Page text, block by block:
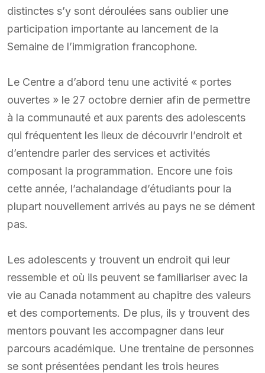
distinctes s’y sont déroulées sans oublier une
participation importante au lancement de la
Semaine de l’immigration francophone.
Le Centre a d’abord tenu une activité « portes
ouvertes » le 27 octobre dernier afin de permettre
à la communauté et aux parents des adolescents
qui fréquentent les lieux de découvrir l’endroit et
d’entendre parler des services et activités
composant la programmation. Encore une fois
cette année, l’achalandage d’étudiants pour la
plupart nouvellement arrivés au pays ne se dément
pas.
Les adolescents y trouvent un endroit qui leur
ressemble et où ils peuvent se familiariser avec la
vie au Canada notamment au chapitre des valeurs
et des comportements. De plus, ils y trouvent des
mentors pouvant les accompagner dans leur
parcours académique. Une trentaine de personnes
se sont présentées pendant les trois heures